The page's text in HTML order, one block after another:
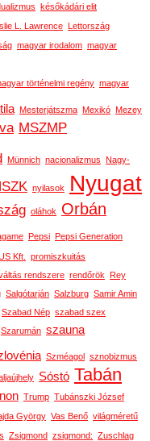
későkádári elit
L. Lawrence Lettország
magyar irodalom magyar
történelmi regény magyar
Mesterjátszma Mexikó Mezey
MSZMP
Münnich nacionalizmus Nagy-
nyilasok Nyugat
oláhok Orbán
Pepsi Pepsi Generation
Kft.
promiszkuitás
rendszere rendőrök Rey
Salgótarján Salzburg Samir Amin
Szabad Nép szabad szex
Szarumán szauna
Szméagol sznobizmus
Sóstó Tabán
Trump Tubánszki József
György Vas Benő világméretű
Zsigmond zsigmond: Zuschlag